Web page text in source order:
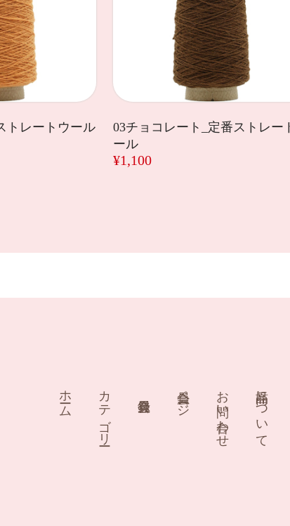
トレートウール
03チョコレート_定番ストレー
ール
¥1,100
ホーム カテゴリー 会員ページ お問い合わせ 商品について